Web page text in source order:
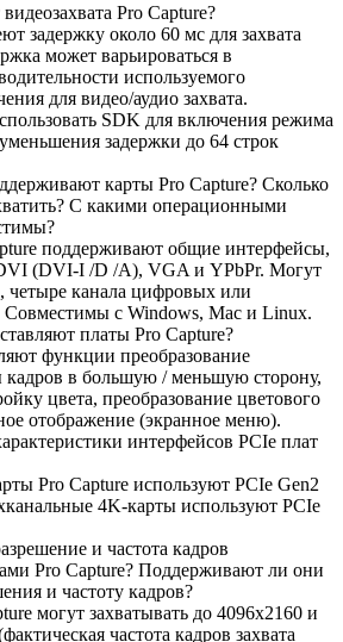
Pro Capture?
задержку около 60 мс для захвата
может варьироваться в
используемого
для видео/аудио захвата.
SDK для включения режима
задержки до 64 строк
карты Pro Capture? Сколько
С какими операционными
поддерживают общие интерфейсы,
(DVI-I /D /A), VGA и YPbPr. Могут
четыре канала цифровых или
Совместимы с Windows, Mac и Linux.
платы Pro Capture?
функции преобразование
кадров в большую / меньшую сторону,
цвета, преобразование цветового
отображение (экранное меню).
интерфейсов PCIe плат
Pro Capture используют PCIe Gen2
4K-карты используют PCIe
и частота кадров
Pro Capture? Поддерживают ли они
и частоту кадров?
могут захватывать до 4096x2160 и
частота кадров захвата